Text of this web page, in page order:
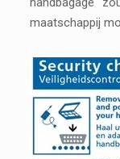
maatschappij